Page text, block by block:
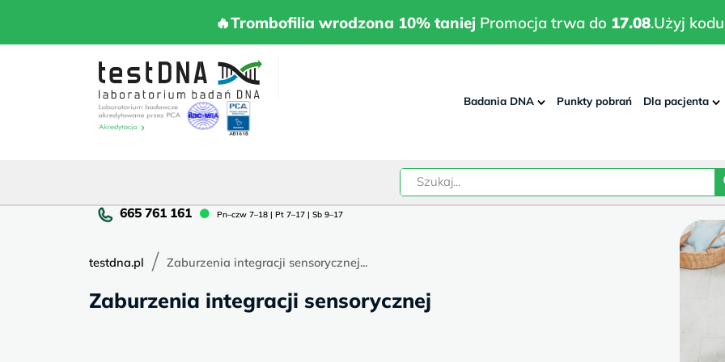
🔥Trombofilia wrodzona 10% taniej Promocja trwa do 17.08.Użyj
🔥Trombofilia wrodzona 10% taniej Promocja trwa do 17.08.Użyj kodu:
Pn–czw 7–18 | Pt 7–17 | Sb 9–17Pn–
18
Pt
7–
Badania DNA Punkty pobrań Dla pacjenta
testdna.pl / Zaburzenia integracji sensorycznej...
Zaburzenia integracji sensorycznej